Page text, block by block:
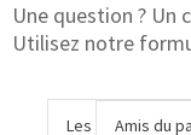
Une question ? Un
Utilisez notre
Les Amis du